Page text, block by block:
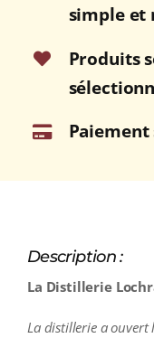
simple et
Produits
Paiement
Description :
La Distillerie
La distillerie a ouvert